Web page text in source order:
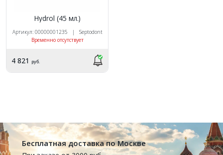
Hydrol (45 мл.)
Артикул: 00000001235 | Septodont
Временно отсутствует
4 821 руб.
Бесплатная доставка по Москве